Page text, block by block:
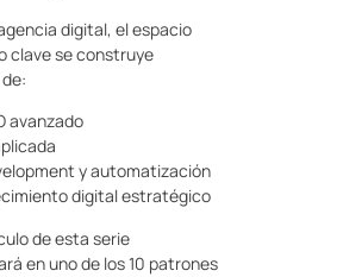
digital, el espacio
clave se construye
avanzado
y automatización
digital estratégico
de esta serie
en uno de los 10 patrones